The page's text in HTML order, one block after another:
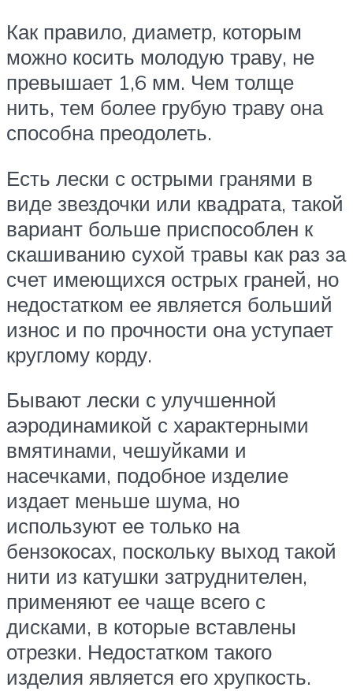
Как правило, диаметр, которым
можно косить молодую траву, не
превышает 1,6 мм. Чем толще
нить, тем более грубую траву она
способна преодолеть.
Есть лески с острыми гранями в
виде звездочки или квадрата, такой
вариант больше приспособлен к
скашиванию сухой травы как раз за
счет имеющихся острых граней, но
недостатком ее является больший
износ и по прочности она уступает
круглому корду.
Бывают лески с улучшенной
аэродинамикой с характерными
вмятинами, чешуйками и
насечками, подобное изделие
издает меньше шума, но
используют ее только на
бензокосах, поскольку выход такой
нити из катушки затруднителен,
применяют ее чаще всего с
дисками, в которые вставлены
отрезки. Недостатком такого
изделия является его хрупкость.